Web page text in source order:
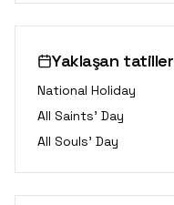
Yaklaşan tatiller
National Holiday
All Saints' Day
All Souls' Day